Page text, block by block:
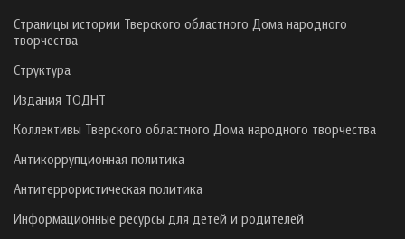
Страницы истории Тверского областного Дома народного
творчества
Структура
Издания ТОДНТ
Коллективы Тверского областного Дома народного творчества
Антикоррупционная политика
Антитеррористическая политика
Информационные ресурсы для детей и родителей